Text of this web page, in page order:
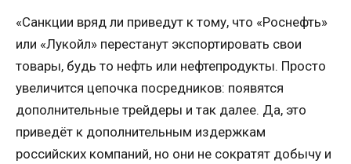
«Санкции вряд ли приведут к тому, что «Роснефть»
или «Лукойл» перестанут экспортировать свои
товары, будь то нефть или нефтепродукты. Просто
увеличится цепочка посредников: появятся
дополнительные трейдеры и так далее. Да, это
приведёт к дополнительным издержкам
российских компаний, но они не сократят добычу и